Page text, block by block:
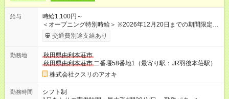
給与
時給1,100円～
＜オープニング特別時給＞ ※2026年12月20日までの期間限定特
別時給 8:30～17:00 時給1400円 ※2026年12月21日～通常時
給適用 8:30～17:00 時給1100円 ※日祝は時給100円ＵＰ！ 22
交通費別途支給あり
勤務地
秋田県由利本荘市
秋田県由利本荘市二番堰58番地1（最寄り駅：JR羽後本荘駅）
株式会社クスリのアオキ
勤務時間
シフト制